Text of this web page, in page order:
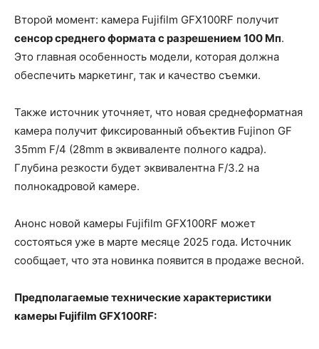
Второй момент: камера Fujifilm GFX100RF получит
сенсор среднего формата с разрешением 100 Мп.
Это главная особенность модели, которая должна
обеспечить маркетинг, так и качество съемки.
Также источник уточняет, что новая среднеформатная
камера получит фиксированный объектив Fujinon GF
35mm F/4 (28mm в эквиваленте полного кадра).
Глубина резкости будет эквивалентна F/3.2 на
полнокадровой камере.
Анонс новой камеры Fujifilm GFX100RF может
состояться уже в марте месяце 2025 года. Источник
сообщает, что эта новинка появится в продаже весной.
Предполагаемые технические характеристики
камеры Fujifilm GFX100RF: